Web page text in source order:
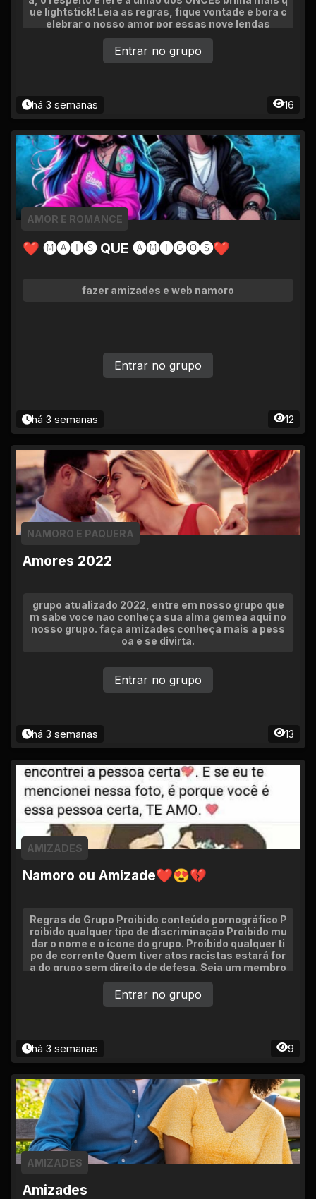
ue lightstick! Leia as regras, fique vontade e bora c
elebrar o nosso amor por essas nove lendas
há 3 semanas 16
Entrar no grupo
❤ 🅜🅐🅘🅢 QUE 🅐🅜🅘🅖🅞🅢❤
AMOR E ROMANCE
fazer amizades e web namoro
há 3 semanas 12
Entrar no grupo
Amores 2022
NAMORO E PAQUERA
grupo atualizado 2022, entre em nosso grupo que
m sabe voce nao conheça sua alma gemea aqui no
nosso grupo. faça amizades conheça mais a pess
oa e se divirta.
há 3 semanas 13
Entrar no grupo
Namoro ou Amizade❤😍💔
AMIZADES
Regras do Grupo Proibido conteúdo pornográfico P
roibido qualquer tipo de discriminação Proibido mu
dar o nome e o ícone do grupo. Proibido qualquer ti
po de corrente Quem tiver atos racistas estará for
a do grupo sem direito de defesa. Seja um membro
ativo, pois se ficar na moita será removido Proibid
o invadir o pv sem autorização Proibido discussõe
s no grupo, querem brigar se matem no pv.
há 3 semanas 9
Entrar no grupo
Amizades
AMIZADES